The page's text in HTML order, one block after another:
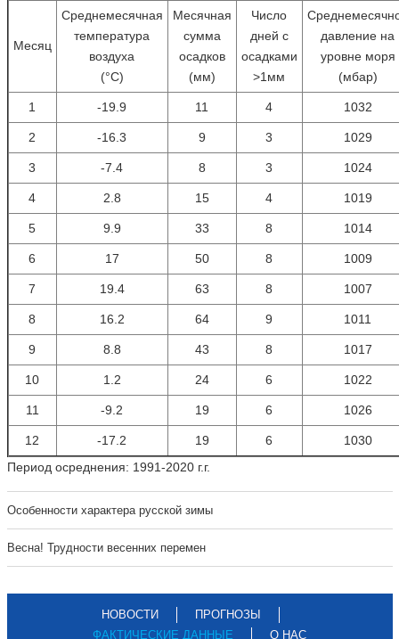
Месяц
Среднемесячная
температура
воздуха
(°С)
Месячная
сумма
осадков
(мм)
Число
дней с
осадками
>1мм
давление на
уровне моря
(мбар)
1 -19.9 11 4 1032
2 -16.3 9 3 1029
3 -7.4 8 3 1024
4 2.8 15 4 1019
5 9.9 33 8 1014
6 17 50 8 1009
7 19.4 63 8 1007
8 16.2 64 9 1011
9 8.8 43 8 1017
10 1.2 24 6 1022
11 -9.2 19 6 1026
12 -17.2 19 6
1030
Период осреднения: 1991-2020 г.г.
Особенности характера русской зимы
Весна! Трудности весенних перемен
НОВОСТИ
ПРОГНОЗЫ
ФАКТИЧЕСКИЕ ДАННЫЕ
О НАС